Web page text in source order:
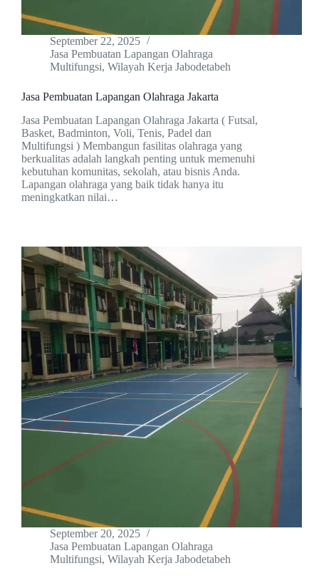
September 22, 2025
Jasa Pembuatan Lapangan Olahraga
Multifungsi, Wilayah Kerja Jabodetabeh
Jasa Pembuatan Lapangan Olahraga Jakarta
Jasa Pembuatan Lapangan Olahraga Jakarta ( Futsal,
Basket, Badminton, Voli, Tenis, Padel dan
Multifungsi ) Membangun fasilitas olahraga yang
berkualitas adalah langkah penting untuk memenuhi
kebutuhan komunitas, sekolah, atau bisnis Anda.
Lapangan olahraga yang baik tidak hanya itu
meningkatkan nilai…
September 20, 2025
Jasa Pembuatan Lapangan Olahraga
Multifungsi, Wilayah Kerja Jabodetabeh